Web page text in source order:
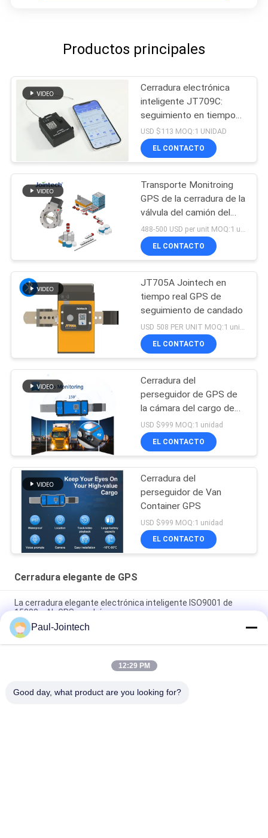
Productos principales
Cerradura electrónica
inteligente JT709C:
seguimiento en tiempo
real y desbloqueo
remoto
USD $113 MOQ:1 UNIDAD
EL CONTACTO
Transporte Monitroing
GPS de la cerradura de la
válvula del camión del
tanque de aceite que
coloca el seguimiento
488-500 USD per unit MOQ:1 unidad
EL CONTACTO
JT705A Jointech en
tiempo real GPS de
seguimiento de candado
EL CONTACTO
Cerradura del
perseguidor de GPS de
la cámara del cargo de
Jointech
USD $999 MOQ:1 unidad
EL CONTACTO
Cerradura del
perseguidor de Van
Container GPS
USD $999 MOQ:1 unidad
EL CONTACTO
Cerradura elegante de GPS
La cerradura elegante electrónica inteligente ISO9001 de
15000mAh GPS aprobó
Envase de la cerradura del sello de Jointech JT705A GPS que
supervisa el cargo GPS de la seguridad que sigue el candado
La cerradura electrónica elegante ROHS del envase de
Paul-Jointech
12:29 PM
Good day, what product are you looking for?